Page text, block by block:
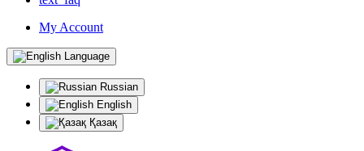
My Account
Language
Russian
English
Қазақ